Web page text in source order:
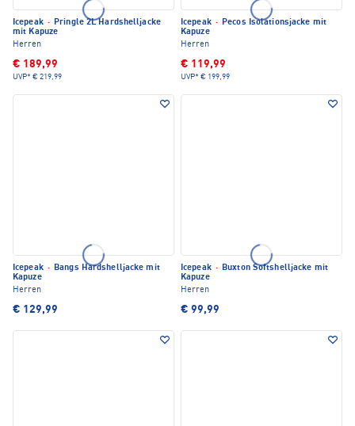
Icepeak · Pringle 2L Hardshelljacke
mit Kapuze
Herren
€ 189,99
UVP* € 219,99
Icepeak · Pecos Isolationsjacke mit
Kapuze
Herren
€ 119,99
UVP* € 199,99
Icepeak · Bangs Hardshelljacke mit
Kapuze
Herren
€ 129,99
Icepeak · Buxton Softshelljacke mit
Kapuze
Herren
€ 99,99